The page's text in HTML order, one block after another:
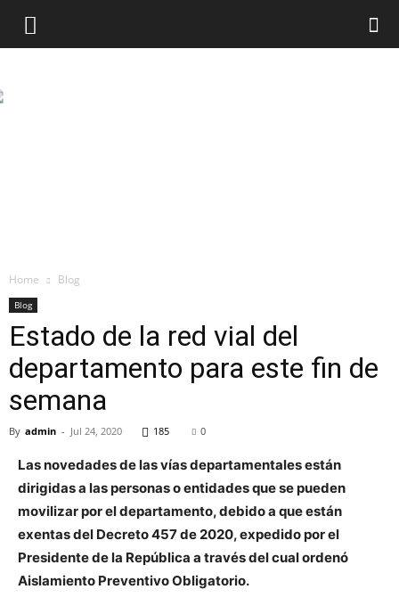
Home Blog
Blog
Estado de la red vial del
departamento para este fin de
semana
By admin - Jul 24, 2020 185 0
Las novedades de las vías departamentales están
dirigidas a las personas o entidades que se pueden
movilizar por el departamento, debido a que están
exentas del Decreto 457 de 2020, expedido por el
Presidente de la República a través del cual ordenó
Aislamiento Preventivo Obligatorio.